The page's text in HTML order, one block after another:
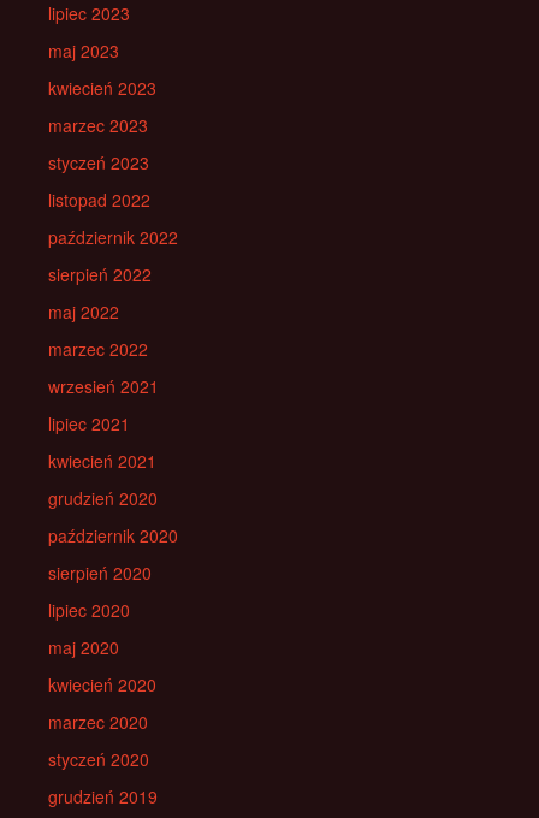
lipiec 2023
maj 2023
kwiecień 2023
marzec 2023
styczeń 2023
listopad 2022
październik 2022
sierpień 2022
maj 2022
marzec 2022
wrzesień 2021
lipiec 2021
kwiecień 2021
grudzień 2020
październik 2020
sierpień 2020
lipiec 2020
maj 2020
kwiecień 2020
marzec 2020
styczeń 2020
grudzień 2019